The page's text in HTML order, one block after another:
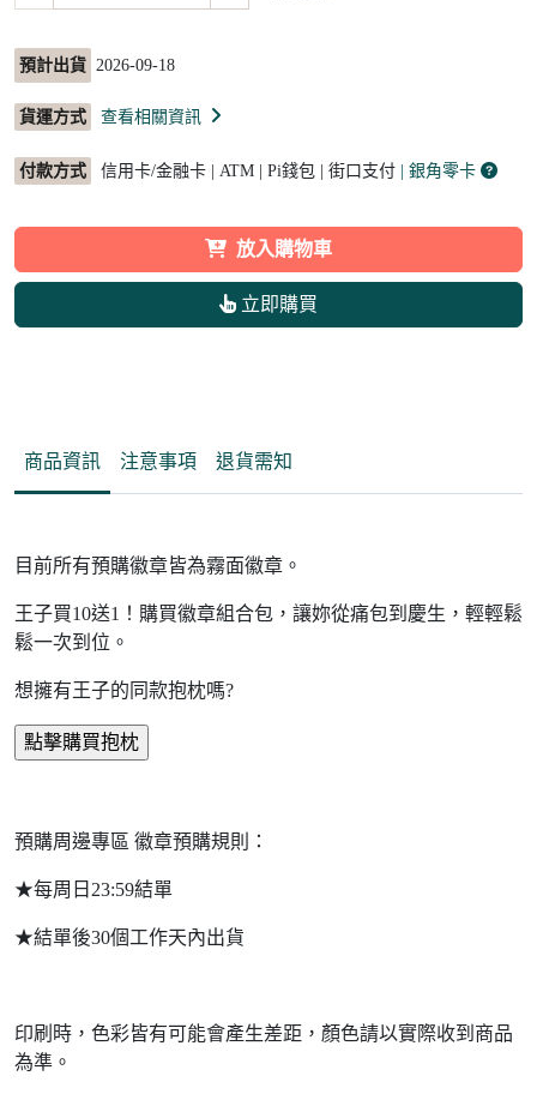
預計出貨 2026-09-18
貨運方式 查看相關資訊
付款方式 信用卡/金融卡 | ATM | Pi錢包 | 街口支付 | 銀角零卡
放入購物車
立即購買
商品資訊 注意事項 退貨需知
目前所有預購徽章皆為霧面徽章。
王子買10送1！購買徽章組合包，讓妳從痛包到慶生，輕輕鬆
鬆一次到位。
想擁有王子的同款抱枕嗎?
預購周邊專區 徽章預購規則：
★每周日23:59結單
★結單後30個工作天內出貨
印刷時，色彩皆有可能會產生差距，顏色請以實際收到商品
為準。